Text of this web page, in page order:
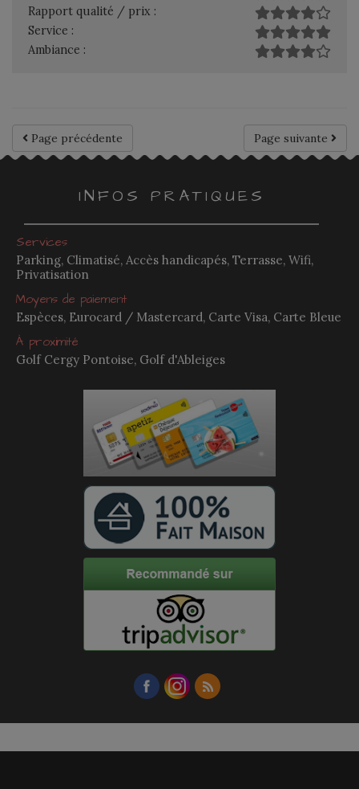
Rapport qualité / prix :
Service :
Ambiance :
Page suivante
Page précédente
INFOS PRATIQUES
Services
Parking, Climatisé, Accès handicapés, Terrasse, Wifi,
Privatisation
Moyens de paiement
Espèces, Eurocard / Mastercard, Carte Visa, Carte Bleue
À proximité
Golf Cergy Pontoise, Golf d'Ableiges